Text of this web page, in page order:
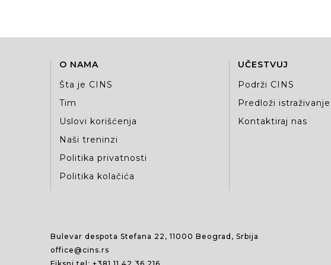
O NAMA
Šta je CINS
Tim
Uslovi korišćenja
Naši treninzi
Politika privatnosti
Politika kolačića
UČESTVUJ
Podrži CINS
Predloži istraživanje
Kontaktiraj nas
Bulevar despota Stefana 22, 11000 Beograd, Srbija
office@cins.rs